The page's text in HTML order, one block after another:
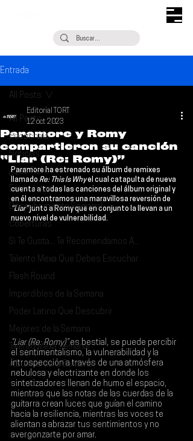
Entrada
All Posts
Escúchalo
Noticias
¿Qué Plan?
Entrevistas
Descubrimiento Semanal
Coberturas
Si Te Gusta... Te Recomendamos A...
Talento Mexa Que Debes Escuchar
Flash Round
Imperdibles de la Semana
Poder Latino Que Descubrir
Mejores de la Semana
Talento Mexa Semanal
Álbumes de la Semana
All Posts
Paramore y Romy
compartieron su canción
“Liar (Re: Romy)”
Editorial TORT
12 oct 2023
Paramore ha estrenado su álbum de remixes
llamado Re: This Is Why el cual catapulta de nueva
cuenta a todas las canciones del álbum original y
en él encontramos una maravillosa reversión de
“Liar” junto a Romy que en conjunto la llevan a un
nuevo nivel de vulnerabilidad.
“Liar (Re: Romy)” es bestial, se puede percibir
el sentimentalismo, la vulnerabilidad y la
introspección a través de una atmósfera
nebulosa y electrizante en donde los
sintetizadores llenan de humo el espacio,
mientras que las notas de las cuerdas de la
guitarra crean luces que guían el camino
hacia la resiliencia, mientras las voces te
alientan a abrazar tus sentimientos y no
avergonzarte por amar.